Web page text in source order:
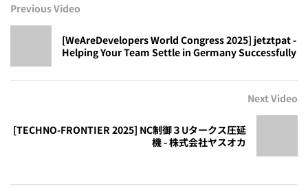
Previous Video
[WeAreDevelopers World Congress 2025] jetztpat -
Helping Your Team Settle in Germany Successfully
Next Video
[TECHNO-FRONTIER 2025] NC制御３Uタークス圧延
機 - 株式会社ヤスオカ